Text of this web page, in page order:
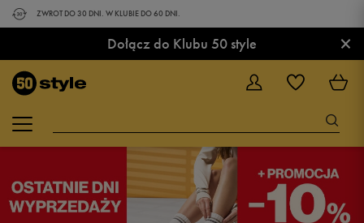
ZWROT DO 30 DNI. W KLUBIE DO 60 DNI.
Dołącz do Klubu 50 style ×